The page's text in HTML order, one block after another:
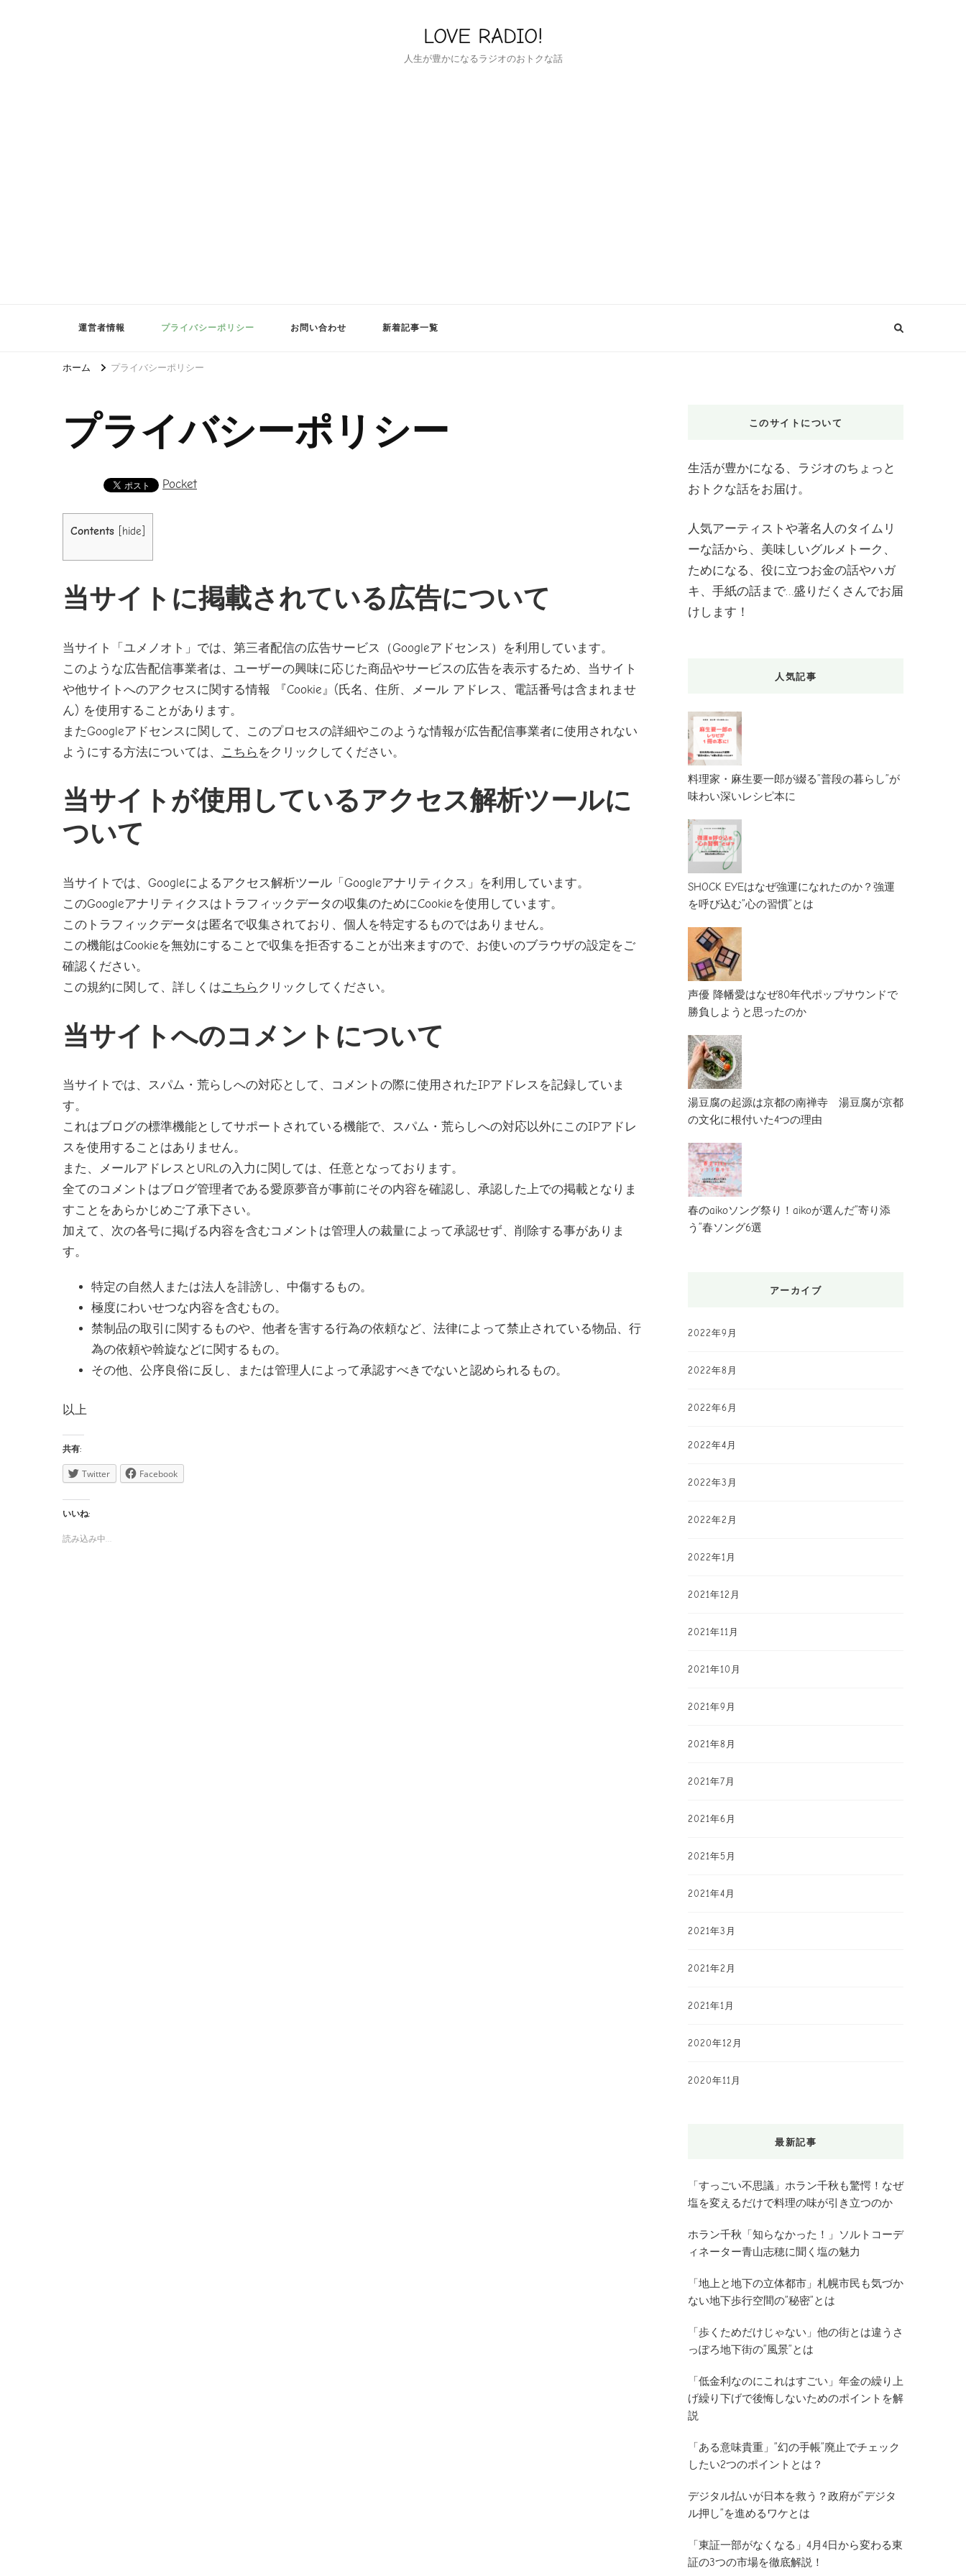
LOVE RADIO!
人生が豊かになるラジオのおトクな話
運営者情報 プライバシーポリシー お問い合わせ 新着記事一覧
ホーム プライバシーポリシー
プライバシーポリシー
Pocket
Contents hide
当サイトに掲載されている広告について
当サイト「ユメノオト」では、第三者配信の広告サービス（Googleアドセンス）を利用しています。
このような広告配信事業者は、ユーザーの興味に応じた商品やサービスの広告を表示するため、当サイト
や他サイトへのアクセスに関する情報 『Cookie』(氏名、住所、メール アドレス、電話番号は含まれませ
ん) を使用することがあります。
またGoogleアドセンスに関して、このプロセスの詳細やこのような情報が広告配信事業者に使用されない
ようにする方法については、
こちら をクリックしてください。
当サイトが使用しているアクセス解析ツールに
ついて
当サイトでは、Googleによるアクセス解析ツール「Googleアナリティクス」を利用しています。
このGoogleアナリティクスはトラフィックデータの収集のためにCookieを使用しています。
このトラフィックデータは匿名で収集されており、個人を特定するものではありません。
この機能はCookieを無効にすることで収集を拒否することが出来ますので、お使いのブラウザの設定をご
確認ください。
この規約に関して、詳しくはこちら クリックしてください。
当サイトへのコメントについて
当サイトでは、スパム・荒らしへの対応として、コメントの際に使用されたIPアドレスを記録していま
す。
これはブログの標準機能としてサポートされている機能で、スパム・荒らしへの対応以外にこのIPアドレ
スを使用することはありません。
また、メールアドレスとURLの入力に関しては、任意となっております。
全てのコメントはブログ管理者である愛原夢音が事前にその内容を確認し、承認した上での掲載となりま
すことをあらかじめご了承下さい。
加えて、次の各号に掲げる内容を含むコメントは管理人の裁量によって承認せず、削除する事がありま
す。
特定の自然人または法人を誹謗し、中傷するもの。
極度にわいせつな内容を含むもの。
禁制品の取引に関するものや、他者を害する行為の依頼など、法律によって禁止されている物品、行
為の依頼や斡旋などに関するもの。
その他、公序良俗に反し、または管理人によって承認すべきでないと認められるもの。
以上
共有:
Twitter Facebook
いいね:
読み込み中…
このサイトについて
生活が豊かになる、ラジオのちょっと
おトクな話をお届け。
人気アーティストや著名人のタイムリ
ーな話から、美味しいグルメトーク、
ためになる、役に立つお金の話やハガ
キ、手紙の話まで…盛りだくさんでお届
けします！
人気記事
料理家・麻生要一郎が綴る”普段の暮らし”が
味わい深いレシピ本に
SHOCK EYEはなぜ強運になれたのか？強運
を呼び込む”心の習慣”とは
声優 降幡愛はなぜ80年代ポップサウンドで
勝負しようと思ったのか
湯豆腐の起源は京都の南禅寺 湯豆腐が京都
の文化に根付いた4つの理由
春のaikoソング祭り！aikoが選んだ”寄り添
う”春ソング6選
アーカイブ
2022年9月
2022年8月
2022年6月
2022年4月
2022年3月
2022年2月
2022年1月
2021年12月
2021年11月
2021年10月
2021年9月
2021年8月
2021年7月
2021年6月
2021年5月
2021年4月
2021年3月
2021年2月
2021年1月
2020年12月
2020年11月
最新記事
「すっごい不思議」ホラン千秋も驚愕！なぜ
塩を変えるだけで料理の味が引き立つのか
ホラン千秋「知らなかった！」ソルトコーデ
ィネーター青山志穂に聞く塩の魅力
「地上と地下の立体都市」札幌市民も気づか
ない地下歩行空間の”秘密”とは
「歩くためだけじゃない」他の街とは違うさ
っぽろ地下街の”風景”とは
「低金利なのにこれはすごい」年金の繰り上
げ繰り下げで後悔しないためのポイントを解
説
「ある意味貴重」”幻の手帳”廃止でチェック
したい2つのポイントとは？
デジタル払いが日本を救う？政府が”デジタ
ル押し”を進めるワケとは
「東証一部がなくなる」4月4日から変わる東
証の3つの市場を徹底解説！